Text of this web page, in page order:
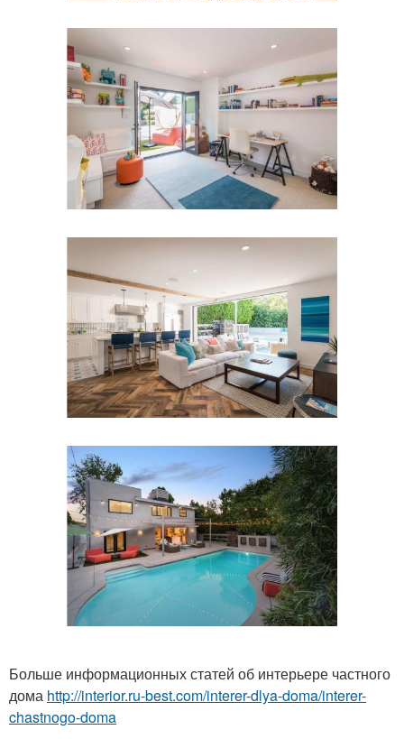
Больше информационных статей об интерьере частного
дома http://interior.ru-best.com/interer-dlya-doma/interer-
chastnogo-doma